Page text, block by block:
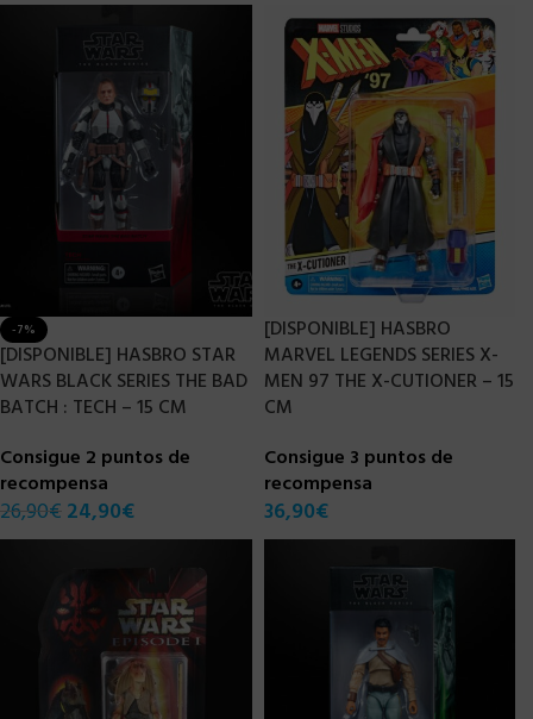
-7%
[DISPONIBLE] HASBRO STAR
WARS BLACK SERIES THE BAD
BATCH : TECH – 15 CM
Consigue 2 puntos de
recompensa
26,90€ 24,90€
[DISPONIBLE] HASBRO
MARVEL LEGENDS SERIES X-
MEN 97 THE X-CUTIONER – 15
CM
Consigue 3 puntos de
recompensa
36,90€